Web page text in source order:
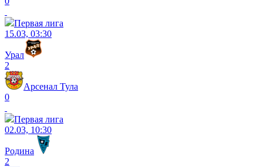
Первая лига
15.03, 03:30
Урал
2
Арсенал Тула
0
Первая лига
02.03, 10:30
Родина
2